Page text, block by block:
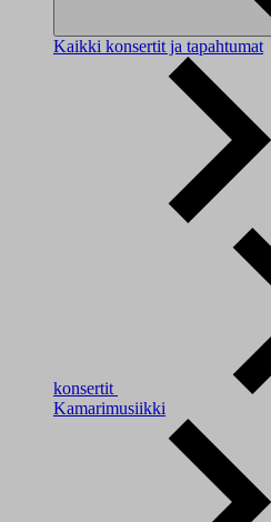
Kaikki konsertit ja tapahtumat
konsertit
Kamarimusiikki